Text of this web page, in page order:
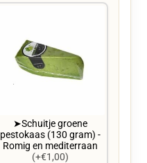
➤Schuitje groene
pestokaas (130 gram) -
Romig en mediterraan
(+€1,00)